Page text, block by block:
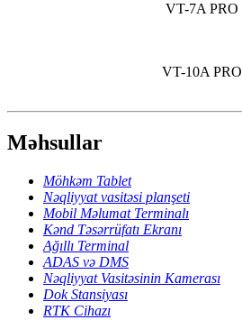
VT-7A PRO
VT-10A PRO
Məhsullar
Möhkəm Tablet
Nəqliyyat vasitəsi planşeti
Mobil Məlumat Terminalı
Kənd Təsərrüfatı Ekranı
Ağıllı Terminal
ADAS və DMS
Nəqliyyat Vasitəsinin Kamerası
Dok Stansiyası
RTK Cihazı